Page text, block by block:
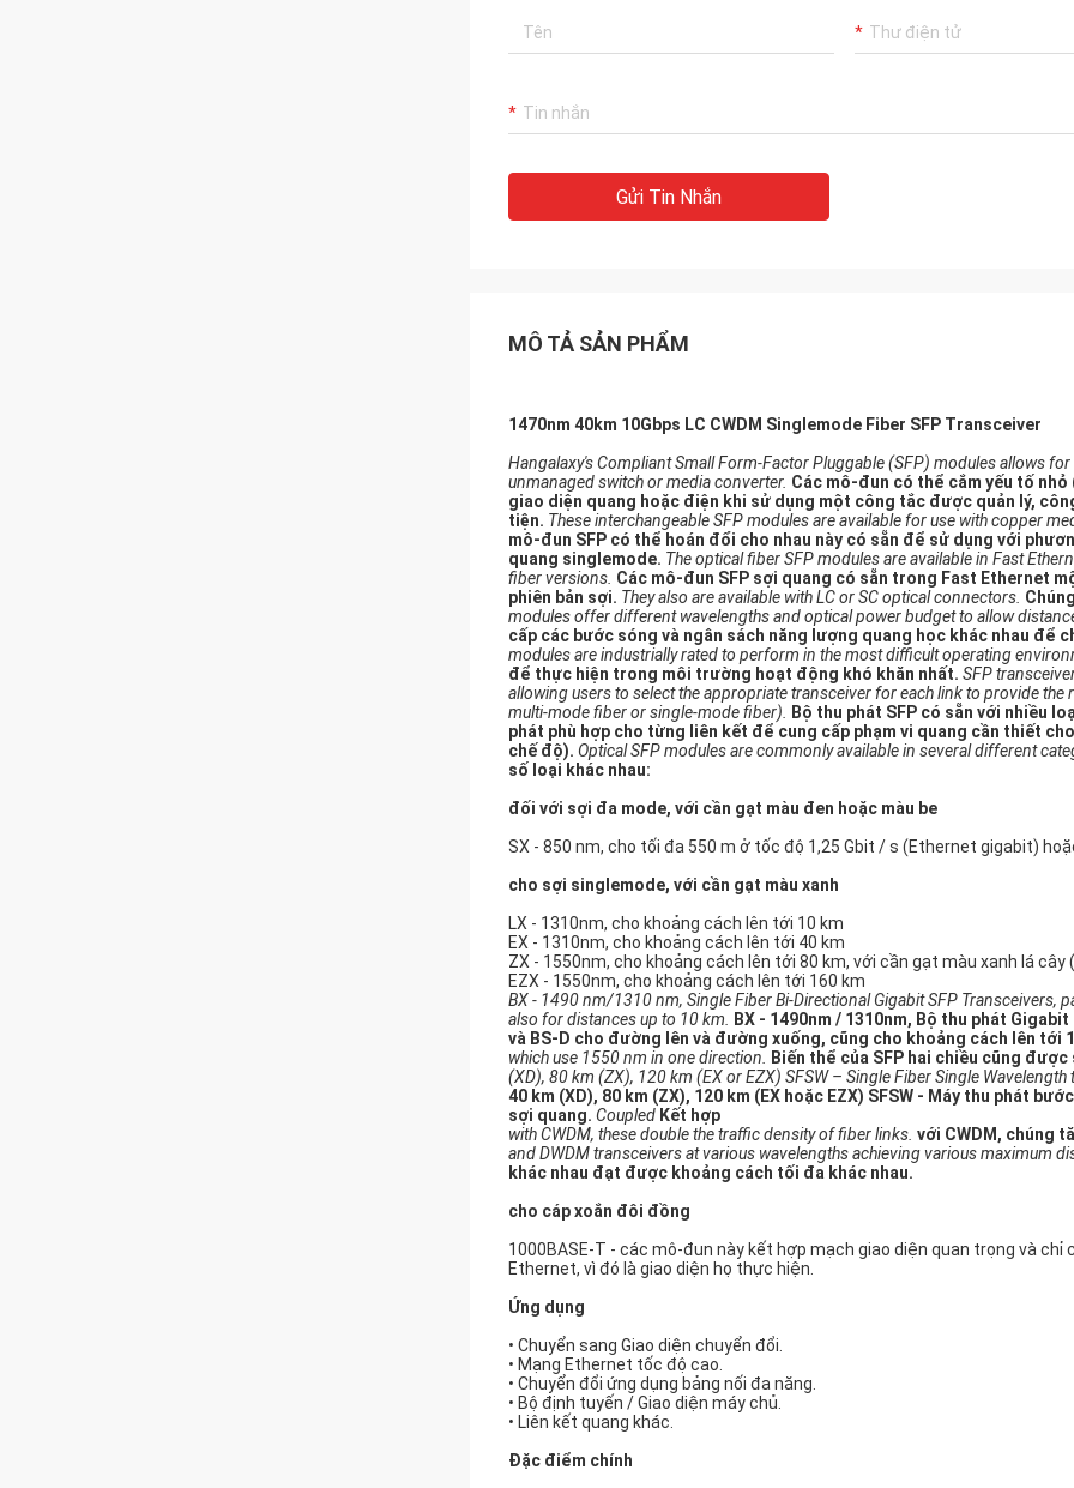
Gửi Tin Nhắn
MÔ TẢ SẢN PHẨM
1470nm 40km 10Gbps LC CWDM Singlemode Fiber SFP Transceiver
Hangalaxy's Compliant Small Form-Factor Pluggable (SFP) modules allows
unmanaged switch or media converter. Các mô-đun có thể cắm yếu tố nhỏ
giao diện quang hoặc điện khi sử dụng một công tắc được quản lý,
tiện. These interchangeable SFP modules are available for use with copper
mô-đun SFP có thể hoán đổi cho nhau này có sẵn để sử dụng với
quang singlemode. The optical fiber SFP modules are available in Fast
fiber versions. Các mô-đun SFP sợi quang có sẵn trong Fast Ethernet
phiên bản sợi. They also are available with LC or SC optical connectors.
modules offer different wavelengths and optical power budget to allow
cấp các bước sóng và ngân sách năng lượng quang học khác nhau để
modules are industrially rated to perform in the most difficult operating
để thực hiện trong môi trường hoạt động khó khăn nhất. SFP
allowing users to select the appropriate transceiver for each link to provide
multi-mode fiber or single-mode fiber).
Bộ thu phát SFP có sẵn với nhiều
phát phù hợp cho từng liên kết để cung cấp phạm vi quang cần thiết
chế độ). Optical SFP modules are commonly available in several different
số loại khác nhau:
đối với sợi đa mode, với cần gạt màu đen hoặc màu be
SX - 850 nm, cho tối đa 550 m ở tốc độ 1,25 Gbit / s (Ethernet gigabit)
cho sợi singlemode, với cần gạt màu xanh
LX - 1310nm, cho khoảng cách lên tới 10 km
EX - 1310nm, cho khoảng cách lên tới 40 km
ZX - 1550nm, cho khoảng cách lên tới 80 km, với cần gạt màu xanh lá cây
EZX - 1550nm, cho khoảng cách lên tới 160 km
BX - 1490 nm/1310 nm, Single Fiber Bi-Directional Gigabit SFP Transceivers,
also for distances up to 10 km.
BX - 1490nm / 1310nm, Bộ thu phát
và BS-D cho đường lên và đường xuống, cũng cho khoảng cách lên tới
which use 1550 nm in one direction.
Biến thể của SFP hai chiều cũng
(XD), 80 km (ZX), 120 km (EX or EZX) SFSW – Single Fiber Single
40 km (XD), 80 km (ZX), 120 km (EX hoặc EZX) SFSW - Máy thu phát
sợi quang. Coupled Kết hợp
with CWDM, these double the traffic density of fiber links. với CWDM, chúng
and DWDM transceivers at various wavelengths achieving various maximum
khác nhau đạt được khoảng cách tối đa khác nhau.
cho cáp xoắn đôi đồng
1000BASE-T - các mô-đun này kết hợp mạch giao diện quan trọng và
Ethernet, vì đó là giao diện họ thực hiện.
Ứng dụng
• Chuyển sang Giao diện chuyển đổi.
• Mạng Ethernet tốc độ cao.
• Chuyển đổi ứng dụng bảng nối đa năng.
• Bộ định tuyến / Giao diện máy chủ.
• Liên kết quang khác.
Đặc điểm chính